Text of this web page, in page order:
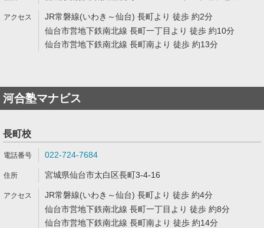
JR常磐線(いわき～仙台) 長町より 徒歩 約2分
仙台市営地下鉄南北線 長町一丁目より 徒歩 約10分
仙台市営地下鉄南北線 長町南より 徒歩 約13分
河合塾マナビス
長町校
022-724-7684
宮城県仙台市太白区長町3-4-16
JR常磐線(いわき～仙台) 長町より 徒歩 約4分
仙台市営地下鉄南北線 長町一丁目より 徒歩 約8分
仙台市営地下鉄南北線 長町南より 徒歩 約14分